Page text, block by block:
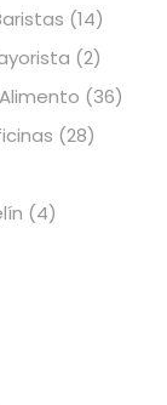
(14)
(2)
(36)
(28)
(4)